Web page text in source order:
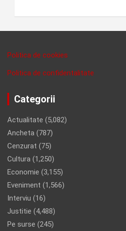
Politica de cookies
Politica de confidentalitate
Categorii
Actualitate (5,082)
Ancheta (787)
Cenzurat (75)
Cultura (1,250)
Economie (3,155)
Eveniment (1,566)
Interviu (16)
Justitie (4,488)
Pe surse (245)